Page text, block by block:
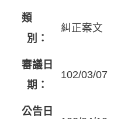
類
別：
糾正案文
審議日
期：
102/03/07
公告日